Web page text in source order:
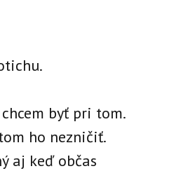
byť pri tom.
ho nezničiť.
aj keď občas